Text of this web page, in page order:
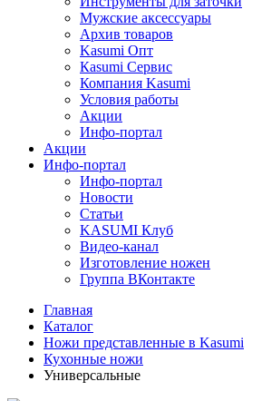
Мужские аксессуары
Архив товаров
Kasumi Опт
Кasumi Сервис
Компания Kasumi
Условия работы
Акции
Инфо-портал
Акции
Инфо-портал
Инфо-портал
Новости
Статьи
KASUMI Клуб
Видео-канал
Изготовление ножен
Группа ВКонтакте
Главная
Каталог
Ножи представленные в Kasumi
Кухонные ножи
Универсальные